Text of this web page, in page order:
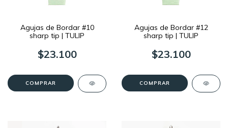
Agujas de Bordar #10
sharp tip | TULIP
$23.100
Agujas de Bordar #12
sharp tip | TULIP
$23.100